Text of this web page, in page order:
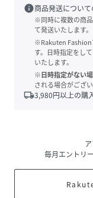
info商品発送について
※同時に複数の商
て発送いたします。
※Rakuten Fashion
す。日時指定をし
いたします。
※日時指定がない
される場合がござ
local_shipping3,980円以上の購
毎月エントリ